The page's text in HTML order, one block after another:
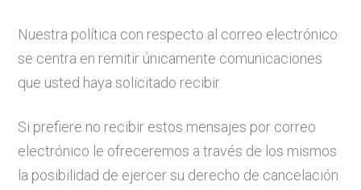
Nuestra política con respecto al correo electrónico
se centra en remitir únicamente comunicaciones
que usted haya solicitado recibir.
Si prefiere no recibir estos mensajes por correo
electrónico le ofreceremos a través de los mismos
la posibilidad de ejercer su derecho de cancelación